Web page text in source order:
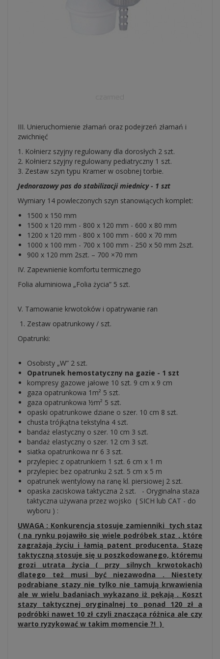
III. Unieruchomienie złamań oraz podejrzeń złamań i
zwichnięć
1. Kołnierz szyjny regulowany dla dorosłych 2 szt.
2. Kołnierz szyjny regulowany pediatryczny 1 szt.
3. Zestaw szyn typu Kramer w osobnej torbie.
Jednorazowy pas do stabilizacji miednicy - 1 szt
Wymiary 14 powleczonych szyn stanowiących komplet:
1500 x 150 mm
1500 x 120 mm - 800 x 120 mm - 600 x 80 mm
1200 x 120 mm - 800 x 100 mm - 600 x 70 mm
1000 x 100 mm - 700 x 100 mm - 250 x 50 mm 2szt.
900 x 120 mm 2szt. – 700 ×70 mm
IV. Zapewnienie komfortu termicznego
Folia aluminiowa „Folia życia” 5 szt.
V. Tamowanie krwotoków i opatrywanie ran
Zestaw opatrunkowy / szt.
Opatrunki:
Osobisty „W” 2 szt.
Opatrunek hemostatyczny na gazie - 1 szt
kompresy gazowe jałowe 10 szt. 9 cm x 9 cm
gaza opatrunkowa 1m² 5 szt.
gaza opatrunkowa ½m² 5 szt.
opaski opatrunkowe dziane o szer. 10 cm 8 szt.
chusta trójkątna tekstylna 4 szt.
bandaż elastyczny o szer. 10 cm 3 szt.
bandaż elastyczny o szer. 12 cm 3 szt.
siatka opatrunkowa nr 6 3 szt.
przylepiec z opatrunkiem 1 szt. 6 cm x 1 m
przylepiec bez opatrunku 2 szt. 5 cm x 5 m
opatrunek wentylowy na ranę kl. piersiowej 2 szt.
opaska zaciskowa taktyczna 2 szt. - Oryginalna staza
taktyczna używana przez wojsko ( SICH lub CAT - do
wyboru ) :
UWAGA : Konkurencja stosuje zamienniki tych staz
( na rynku pojawiło się wiele podróbek staz , które
zagrażają życiu i łamią patent producenta. Stazę
taktyczną stosuje się u poszkodowanego, któremu
grozi utrata życia ( przy silnych krwotokach)
dlatego też musi być niezawodna . Niestety
podrabiane stazy nie tylko nie tamują krwawienia
ale w wielu badaniach wykazano iż pękają . Koszt
stazy taktycznej oryginalnej to ponad 120 zł a
podróbki nawet 10 zł czyli znacząca różnica ale czy
warto ryzykować w takim momencie ?! )